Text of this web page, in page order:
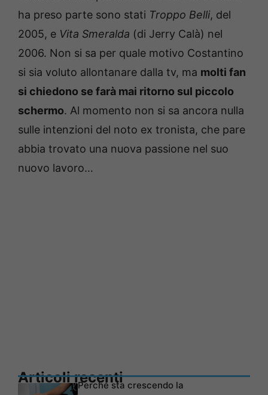
ha preso parte sono stati Troppo Belli, del
2005, e Vita Smeralda (di Jerry Calà) nel
2006. Non si sa per quale motivo Costantino
si sia voluto allontanare dalla tv, ma molti fan
si chiedono se farà mai ritorno sul piccolo
schermo. Al momento non si sa ancora nulla
sulle intenzioni del noto ex tronista, che pare
abbia trovato una nuova passione nel suo
nuovo lavoro…
Articoli recentiPerché sta crescendo la